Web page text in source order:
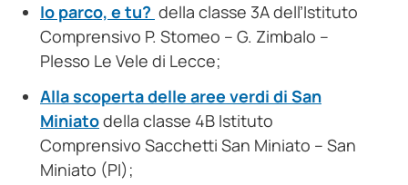
Io parco, e tu? della classe 3A dell’Istituto
Comprensivo P. Stomeo – G. Zimbalo –
Plesso Le Vele di Lecce;
Alla scoperta delle aree verdi di San
Miniatodella classe 4B Istituto
Comprensivo Sacchetti San Miniato – San
Miniato (PI);